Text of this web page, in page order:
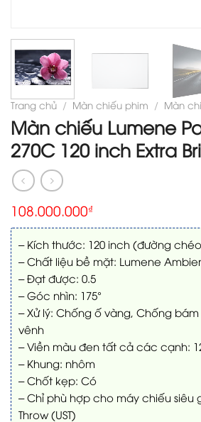
Trang chủ / Màn chiếu phim / Màn
Màn chiếu Lumene
270C 120 inch Extra
108.000.000₫
– Kích thước: 120 inch (đường
– Chất liệu bề mặt: Lumene
– Đạt được: 0.5
– Góc nhìn: 175°
– Xử lý: Chống ố vàng, Chống
vênh
– Viền màu đen tất cả các cạnh:
– Khung: nhôm
– Chốt kẹp: Có
– Chỉ phù hợp cho máy chiếu siêu
Throw (UST)